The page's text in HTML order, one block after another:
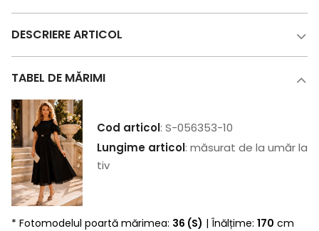
DESCRIERE ARTICOL
TABEL DE MĂRIMI
Cod articol: S-056353-10
Lungime articol: măsurat de la umăr la
tiv
* Fotomodelul poartă mărimea: 36 (S) | Înălțime: 170 cm